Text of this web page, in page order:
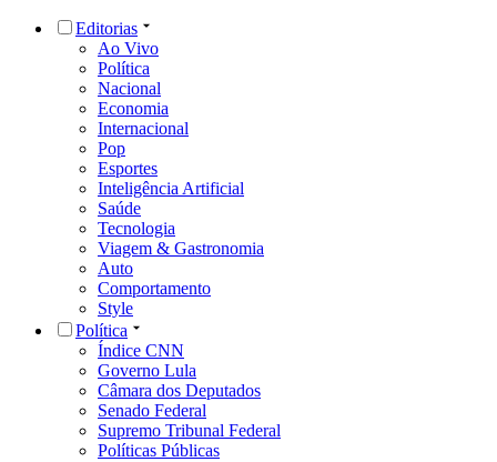
Editorias
Ao Vivo
Política
Nacional
Economia
Internacional
Pop
Esportes
Inteligência Artificial
Saúde
Tecnologia
Viagem & Gastronomia
Auto
Comportamento
Style
Política
Índice CNN
Governo Lula
Câmara dos Deputados
Senado Federal
Supremo Tribunal Federal
Políticas Públicas